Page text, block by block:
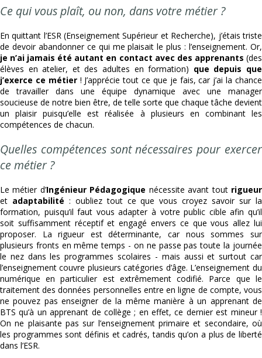
Ce qui vous plaît, ou non, dans votre métier ?
En quittant l’ESR (Enseignement Supérieur et Recherche), j’étais triste
de devoir abandonner ce qui me plaisait le plus : l’enseignement. Or,
je n’ai jamais été autant en contact avec des apprenants (des
élèves en atelier, et des adultes en formation) que depuis que
j’exerce ce métier! J’apprécie tout ce que je fais, car j’ai la chance
de travailler dans une équipe dynamique avec une manager
soucieuse de notre bien être, de telle sorte que chaque tâche devient
un plaisir puisqu’elle est réalisée à plusieurs en combinant les
compétences de chacun.
Quelles compétences sont nécessaires pour exercer
ce métier ?
Le métier d’Ingénieur Pédagogique nécessite avant tout rigueur
et adaptabilité : oubliez tout ce que vous croyez savoir sur la
formation, puisqu’il faut vous adapter à votre public cible afin qu’il
soit suffisamment réceptif et engagé envers ce que vous allez lui
proposer. La rigueur est déterminante, car nous sommes sur
plusieurs fronts en même temps - on ne passe pas toute la journée
le nez dans les programmes scolaires - mais aussi et surtout car
l’enseignement couvre plusieurs catégories d’âge. L’enseignement du
numérique en particulier est extrêmement codifié. Parce que le
traitement des données personnelles entre en ligne de compte, vous
ne pouvez pas enseigner de la même manière à un apprenant de
BTS qu’à un apprenant de collège ; en effet, ce dernier est mineur !
On ne plaisante pas sur l’enseignement primaire et secondaire, où
les programmes sont définis et cadrés, tandis qu’on a plus de liberté
dans l’ESR.